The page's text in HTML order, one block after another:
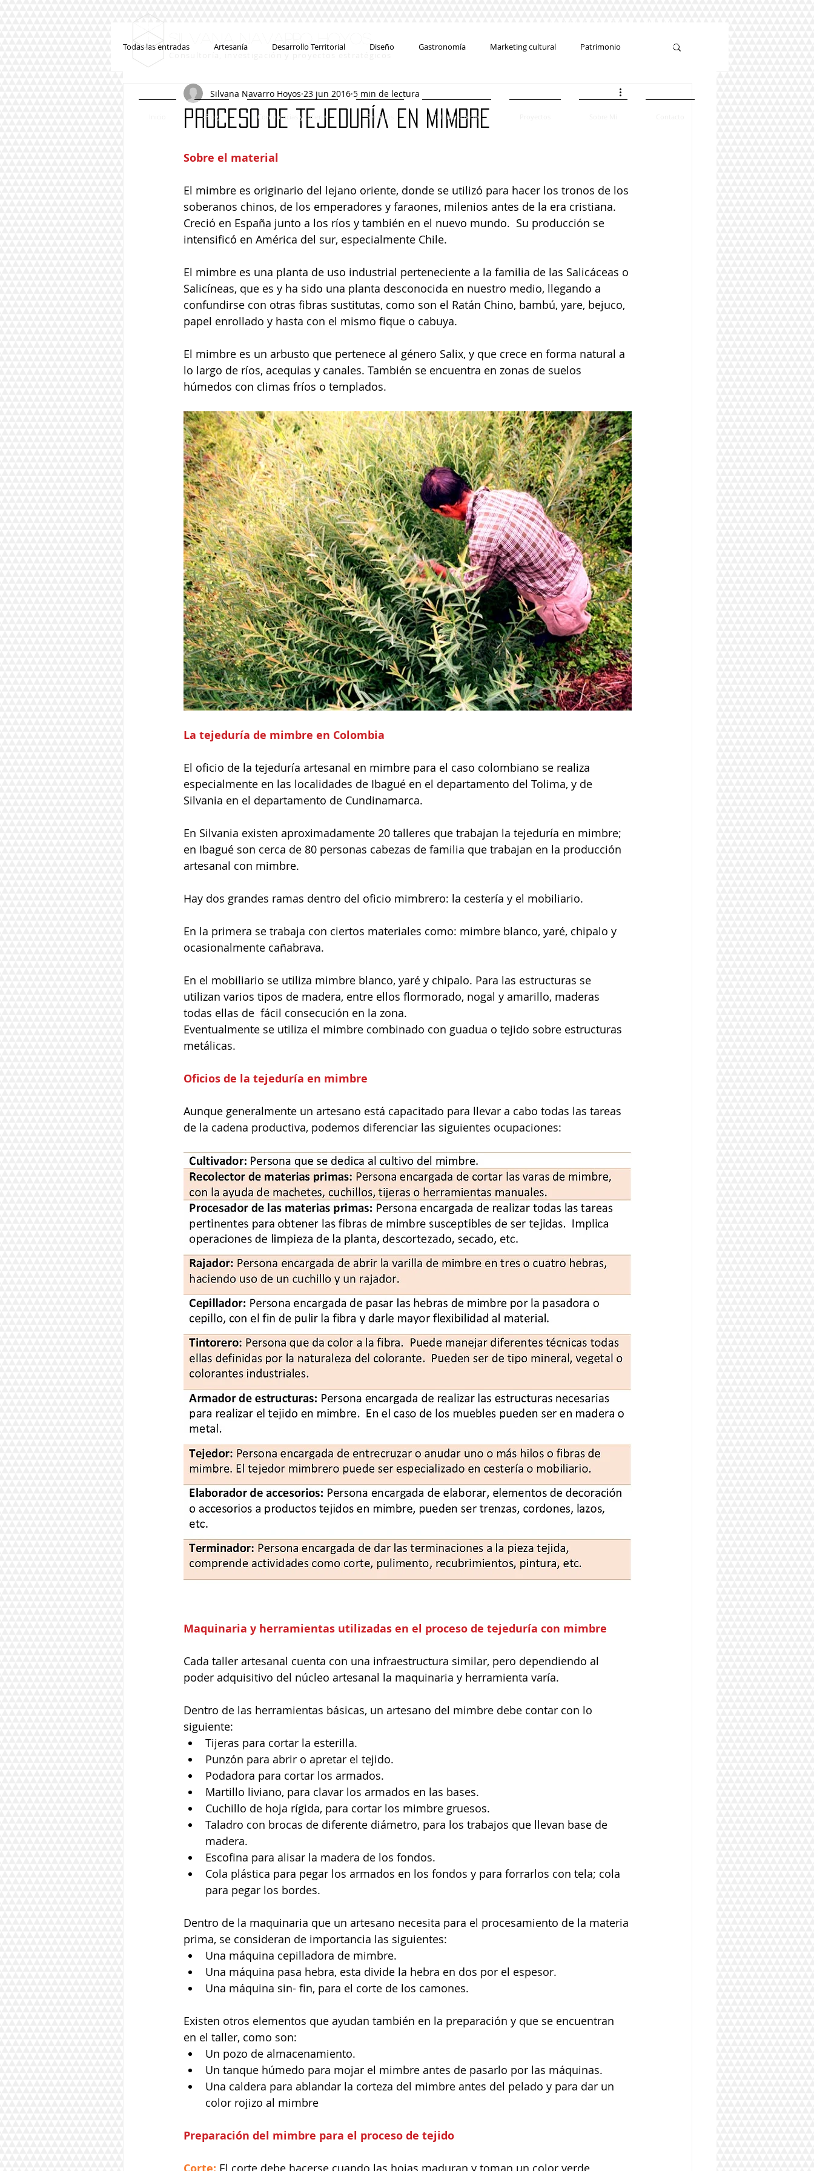
# Artesanía
Blog Conferencias y talleres Servicios Colaboraciones
Todas las entradas Artesanía Desarrollo Territorial Diseño Gastronomía Marketing cultural Patrimonio
Industrias Creativas y Culturales Convocatorias Entrevistas
Proceso de Tejeduría en mimbre
Silvana Navarro Hoyos 23 jun 2016 5 min de lectura
Sobre el material
El mimbre es originario del lejano oriente, donde se utilizó para hacer los tronos de los
soberanos chinos, de los emperadores y faraones, milenios antes de la era cristiana.
Creció en España junto a los ríos y también en el nuevo mundo.  Su producción se
intensificó en América del sur, especialmente Chile.
El mimbre es una planta de uso industrial perteneciente a la familia de las Salicáceas o
Salicíneas, que es y ha sido una planta desconocida en nuestro medio, llegando a
confundirse con otras fibras sustitutas, como son el Ratán Chino, bambú, yare, bejuco,
papel enrollado y hasta con el mismo fique o cabuya.
El mimbre es un arbusto que pertenece al género Salix, y que crece en forma natural a
lo largo de ríos, acequias y canales. También se encuentra en zonas de suelos
húmedos con climas fríos o templados.
La tejeduría de mimbre en Colombia
El oficio de la tejeduría artesanal en mimbre para el caso colombiano se realiza
especialmente en las localidades de Ibagué en el departamento del Tolima, y de
Silvania en el departamento de Cundinamarca.
En Silvania existen aproximadamente 20 talleres que trabajan la tejeduría en mimbre;
en Ibagué son cerca de 80 personas cabezas de familia que trabajan en la producción
artesanal con mimbre.
Hay dos grandes ramas dentro del oficio mimbrero: la cestería y el mobiliario.
En la primera se trabaja con ciertos materiales como: mimbre blanco, yaré, chipalo y
ocasionalmente cañabrava.
En el mobiliario se utiliza mimbre blanco, yaré y chipalo. Para las estructuras se
utilizan varios tipos de madera, entre ellos flormorado, nogal y amarillo, maderas
todas ellas de  fácil consecución en la zona.
Eventualmente se utiliza el mimbre combinado con guadua o tejido sobre estructuras
metálicas.
Oficios de la tejeduría en mimbre
Aunque generalmente un artesano está capacitado para llevar a cabo todas las tareas
de la cadena productiva, podemos diferenciar las siguientes ocupaciones:
Maquinaria y herramientas utilizadas en el proceso de tejeduría con mimbre
Cada taller artesanal cuenta con una infraestructura similar, pero dependiendo al
poder adquisitivo del núcleo artesanal la maquinaria y herramienta varía.
Dentro de las herramientas básicas, un artesano del mimbre debe contar con lo
siguiente:
Tijeras para cortar la esterilla.
Punzón para abrir o apretar el tejido.
Podadora para cortar los armados.
Martillo liviano, para clavar los armados en las bases.
Cuchillo de hoja rígida, para cortar los mimbre gruesos.
Taladro con brocas de diferente diámetro, para los trabajos que llevan base de
madera.
Escofina para alisar la madera de los fondos.
Cola plástica para pegar los armados en los fondos y para forrarlos con tela; cola
para pegar los bordes.
Dentro de la maquinaria que un artesano necesita para el procesamiento de la materia
prima, se consideran de importancia las siguientes:
Una máquina cepilladora de mimbre.
Una máquina pasa hebra, esta divide la hebra en dos por el espesor.
Una máquina sin- fin, para el corte de los camones.
Existen otros elementos que ayudan también en la preparación y que se encuentran
en el taller, como son:
Un pozo de almacenamiento.
Un tanque húmedo para mojar el mimbre antes de pasarlo por las máquinas.
Una caldera para ablandar la corteza del mimbre antes del pelado y para dar un
color rojizo al mimbre
Preparación del mimbre para el proceso de tejido
El corte debe hacerse cuando las hojas maduran y toman un color verde